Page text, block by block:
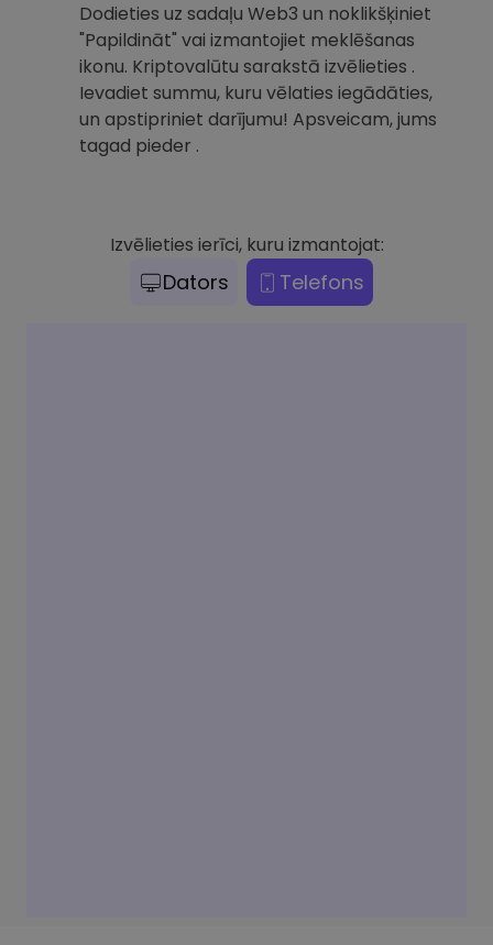
Dodieties uz sadaļu Web3 un noklikšķiniet
"Papildināt" vai izmantojiet meklēšanas
ikonu. Kriptovalūtu sarakstā izvēlieties .
Ievadiet summu, kuru vēlaties iegādāties,
un apstipriniet darījumu! Apsveicam, jums
tagad pieder .
Izvēlieties ierīci, kuru izmantojat:
Dators Telefons